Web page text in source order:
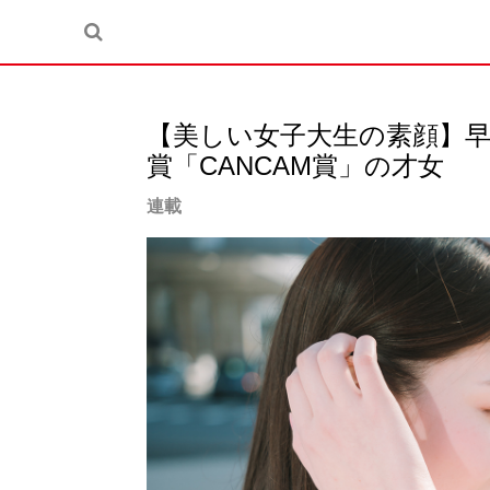
【美しい女子大生の素顔】
賞「CANCAM賞」の才女
連載